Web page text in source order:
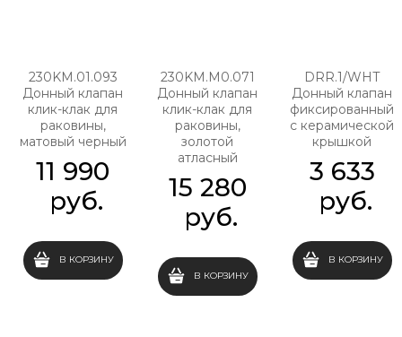
230KM.01.093
Донный клапан
клик-клак для
раковины,
матовый черный
11 990
руб.
В КОРЗИНУ
230KM.M0.071
Донный клапан
клик-клак для
раковины,
золотой
атласный
15 280
руб.
В КОРЗИНУ
DRR.1/WHT
Донный клапан
фиксированный
с керамической
крышкой
3 633
руб.
В КОРЗИНУ